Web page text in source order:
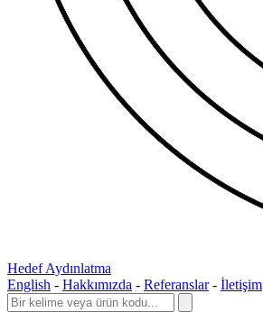
Hedef Aydınlatma
English - Hakkımızda - Referanslar - İletişim